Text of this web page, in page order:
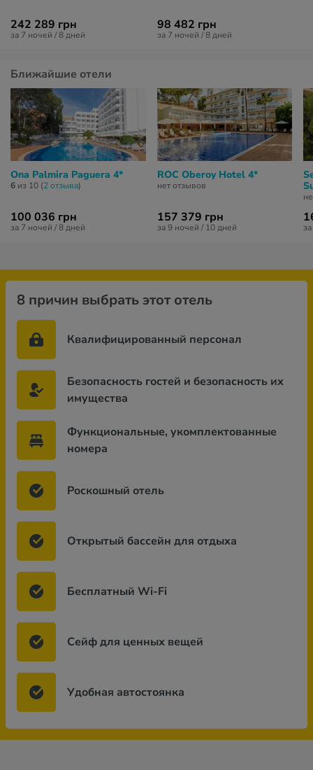
242 289 грн
за 7 ночей / 8 дней
98 482 грн
за 7 ночей / 8 дней
Ближайшие отели
Ona Palmira Paguera 4*
6 из 10 (2 отзывa)
100 036 грн
за 7 ночей / 8 дней
ROC Oberoy Hotel 4*
нет отзывов
157 379 грн
за 9 ночей / 10 дней
8 причин выбрать этот отель
Квалифицированный персонал
Безопасность гостей и безопасность их
имущества
Функциональные, укомплектованные
номера
Роскошный отель
Открытый бассейн для отдыха
Бесплатный Wi-Fi
Сейф для ценных вещей
Удобная автостоянка